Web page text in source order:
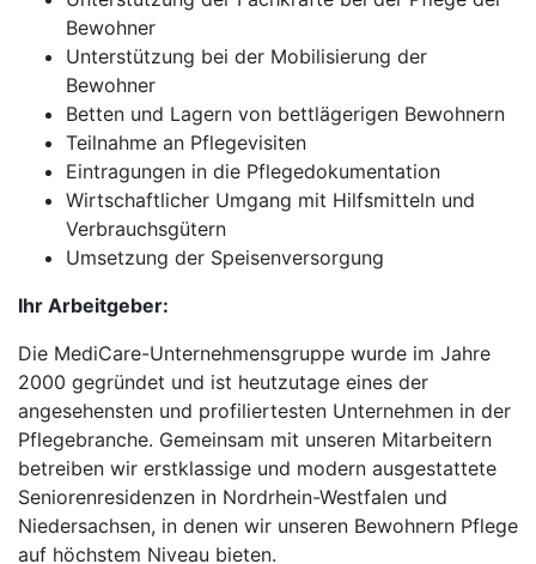
Bewohner
Unterstützung bei der Mobilisierung der
Bewohner
Betten und Lagern von bettlägerigen Bewohnern
Teilnahme an Pflegevisiten
Eintragungen in die Pflegedokumentation
Wirtschaftlicher Umgang mit Hilfsmitteln und
Verbrauchsgütern
Umsetzung der Speisenversorgung
Ihr Arbeitgeber:
Die MediCare-Unternehmensgruppe wurde im Jahre
2000 gegründet und ist heutzutage eines der
angesehensten und profiliertesten Unternehmen in der
Pflegebranche. Gemeinsam mit unseren Mitarbeitern
betreiben wir erstklassige und modern ausgestattete
Seniorenresidenzen in Nordrhein-Westfalen und
Niedersachsen, in denen wir unseren Bewohnern Pflege
auf höchstem Niveau bieten.